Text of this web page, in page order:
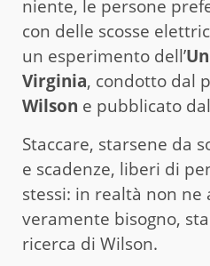
niente, le persone
con delle scosse
un esperimento dell’
Virginia, condotto dal
Wilson e pubblicato
Staccare, starsene da
e scadenze, liberi di
stessi: in realtà non ne
veramente bisogno,
ricerca di Wilson.